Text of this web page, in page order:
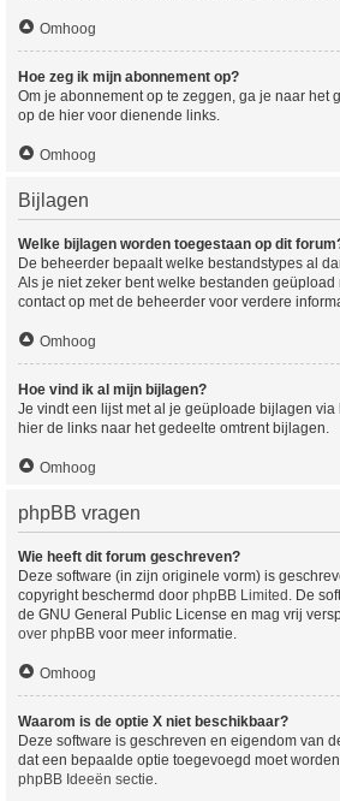
Omhoog
Hoe zeg ik mijn abonnement op?
Om je abonnement op te zeggen, ga je naar het
op de hier voor dienende links.
Omhoog
Bijlagen
Welke bijlagen worden toegestaan op dit
De beheerder bepaalt welke bestandstypes al
Als je niet zeker bent welke bestanden
contact op met de beheerder voor verdere
Omhoog
Hoe vind ik al mijn bijlagen?
Je vindt een lijst met al je geüploade bijlagen
hier de links naar het gedeelte omtrent bijlagen.
Omhoog
phpBB vragen
Wie heeft dit forum geschreven?
Deze software (in zijn originele vorm) is
copyright beschermd door phpBB Limited . De
de GNU General Public License en mag vrij
over phpBB voor meer informatie.
Omhoog
Waarom is de optie X niet beschikbaar?
Deze software is geschreven en eigendom van
dat een bepaalde optie toegevoegd moet
phpBB Ideeën sectie